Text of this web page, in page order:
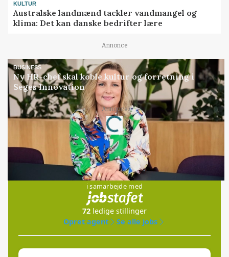
KULTUR
Australske landmænd tackler vandmangel og
klima: Det kan danske bedrifter lære
Annonce
BUSINESS
Ny HR-chef skal koble kultur og forretning i
Seges Innovation
Annonce
Loading...
Jobs
i samarbejde med
72 ledige stillinger
Opret agent
Se alle jobs